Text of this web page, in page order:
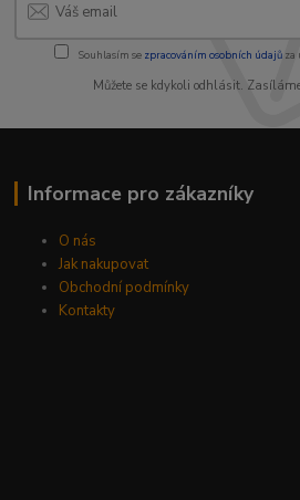
Souhlasím se zpracováním osobních údajůza
Můžete se kdykoli odhlásit.
Informace pro zákazníky
O nás
Jak nakupovat
Obchodní podmínky
Kontakty